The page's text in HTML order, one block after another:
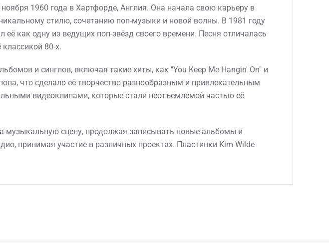
1960 года в Хартфорде, Англия. Она начала свою карьеру в
стилю, сочетанию поп-музыки и новой волны. В 1981 году
как одну из ведущих поп-звёзд своего времени. Песня отличалась
80-х.
и синглов, включая такие хиты, как "You Keep Me Hangin' On" и
что сделало её творчество разнообразным и привлекательным
видеоклипами, которые стали неотъемлемой частью её
музыкальную сцену, продолжая записывать новые альбомы и
принимая участие в различных проектах. Пластинки Kim Wilde